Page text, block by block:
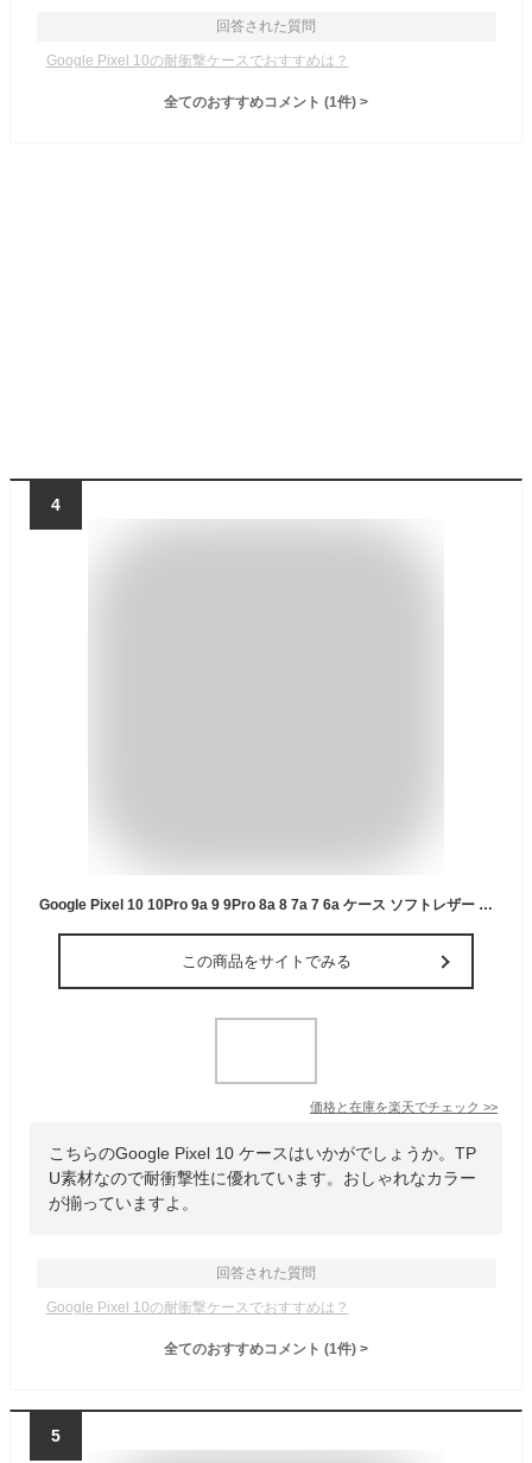
回答された質問
Google Pixel 10の耐衝撃ケースでおすすめは？
全てのおすすめコメント (1件) >
4
Google Pixel 10 10Pro 9a 9 9Pro 8a 8 7a 7 6a ケース ソフトレザー カバー 羊皮 大人 おしゃれ かっこいい TPU グーグル ピクセル スマホケース スマホカバー メンズ レディース 耐衝撃 指紋防止 衝撃吸収 ストラップホール 送料無料
この商品をサイトでみる
価格と在庫を楽天でチェック >>
こちらのGoogle Pixel 10 ケースはいかがでしょうか。TP
U素材なので耐衝撃性に優れています。おしゃれなカラー
が揃っていますよ。
回答された質問
Google Pixel 10の耐衝撃ケースでおすすめは？
全てのおすすめコメント (1件) >
5